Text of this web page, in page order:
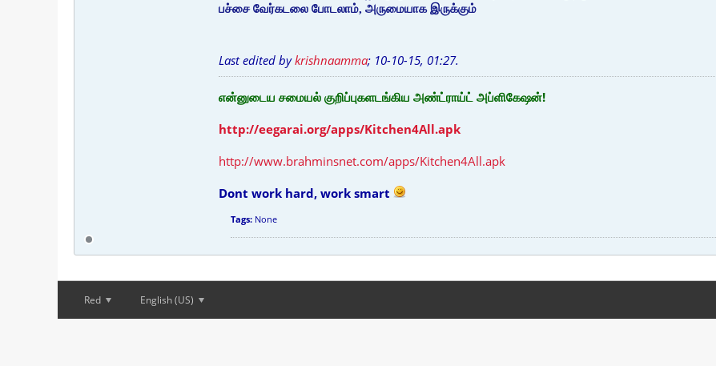
பச்சை வேர்கடலை போடலாம், அருமையாக இருக்கும்
Last edited bykrishnaamma; 10-10-15, 01:27.
என்னுடைய சமையல் குறிப்புகளடங்கிய அண்ட்ராய்ட் அப்ளிகேஷன்!
http://eegarai.org/apps/Kitchen4All.apk
http://www.brahminsnet.com/apps/Kitchen4All.apk
Dont work hard, work smart
Tags: None
Red English (US)